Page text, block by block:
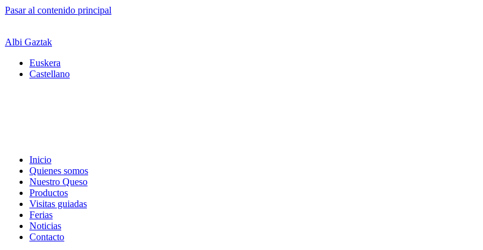
Pasar al contenido principal
Albi Gaztak
Euskera
Castellano
Inicio
Quienes somos
Nuestro Queso
Productos
Visitas guiadas
Ferias
Noticias
Contacto